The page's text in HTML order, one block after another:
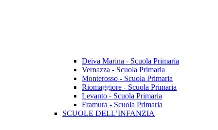
Deiva Marina - Scuola Primaria
Vernazza - Scuola Primaria
Monterosso - Scuola Primaria
Riomaggiore - Scuola Primaria
Levanto - Scuola Primaria
Framura - Scuola Primaria
SCUOLE DELL’INFANZIA